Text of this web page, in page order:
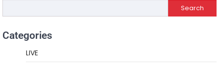
Search
Categories
LIVE